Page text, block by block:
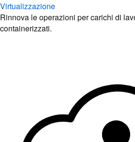
Virtualizzazione
Rinnova le operazioni per carichi di
containerizzati.